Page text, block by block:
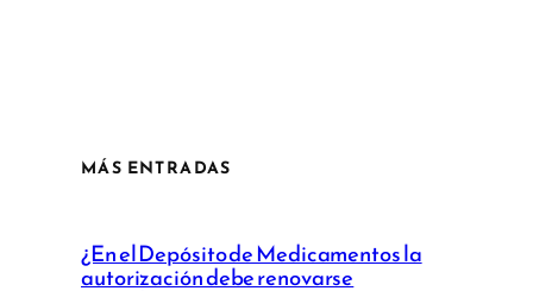
MÁS ENTRADAS
¿En el Depósito de Medicamentos la
autorización debe renovarse